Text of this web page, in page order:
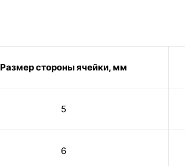
Размер стороны ячейки, мм
5
6